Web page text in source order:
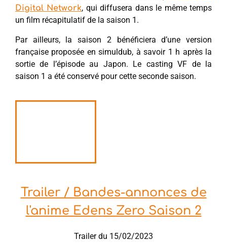
Digital Network, qui diffusera dans le même temps
un film récapitulatif de la saison 1.
Par ailleurs, la saison 2 bénéficiera d’une version
française proposée en simuldub, à savoir 1 h après la
sortie de l’épisode au Japon. Le casting VF de la
saison 1 a été conservé pour cette seconde saison.
Trailer / Bandes-annonces de
l'anime Edens Zero Saison 2
Trailer du 15/02/2023